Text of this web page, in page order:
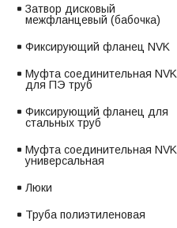
Затвор дисковый
межфланцевый (бабочка)
Фиксирующий фланец NVK
Муфта соединительная NVK
для ПЭ труб
Фиксирующий фланец для
стальных труб
Муфта соединительная NVK
универсальная
Люки
Труба полиэтиленовая